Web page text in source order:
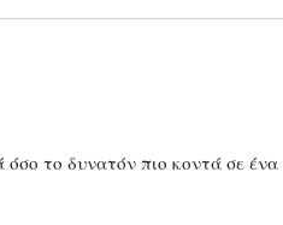
όσο το δυνατόν πιο κοντά σε